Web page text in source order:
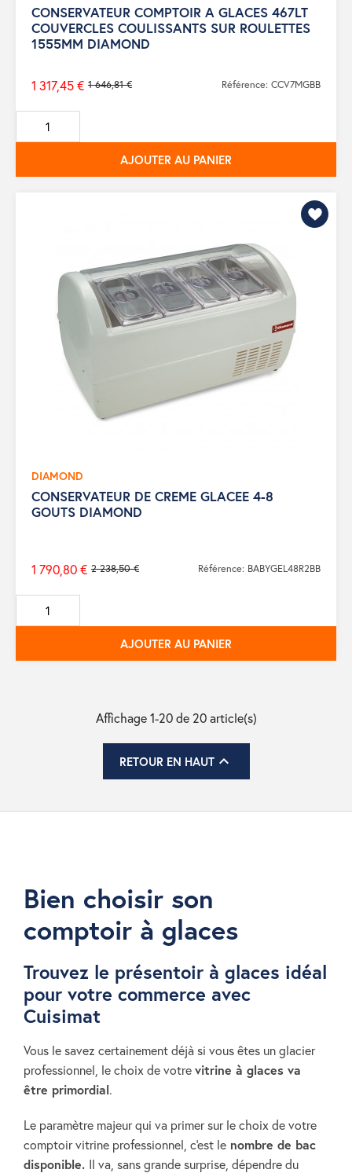
CONSERVATEUR COMPTOIR A GLACES 467LT
COUVERCLES COULISSANTS SUR ROULETTES
1555MM DIAMOND
Prix
de
base
1 646,81 €
1 317,45 € Référence: CCV7MGBB
AJOUTER AU PANIER
DIAMOND
CONSERVATEUR DE CREME GLACEE 4-8
GOUTS DIAMOND
Prix
de
base
2 238,50 €
1 790,80 € Référence: BABYGEL48R2BB
AJOUTER AU PANIER
Affichage 1-20 de 20 article(s)
RETOUR EN HAUT
Bien choisir son
comptoir à glaces
Trouvez le présentoir à glaces idéal
pour votre commerce avec
Cuisimat
Vous le savez certainement déjà si vous êtes un glacier
professionnel, le choix de votrevitrine à glaces va
être primordial.
Le paramètre majeur qui va primer sur le choix de votre
comptoir vitrine professionnel, c'est le nombre de bac
disponible. Il va, sans grande surprise, dépendre du